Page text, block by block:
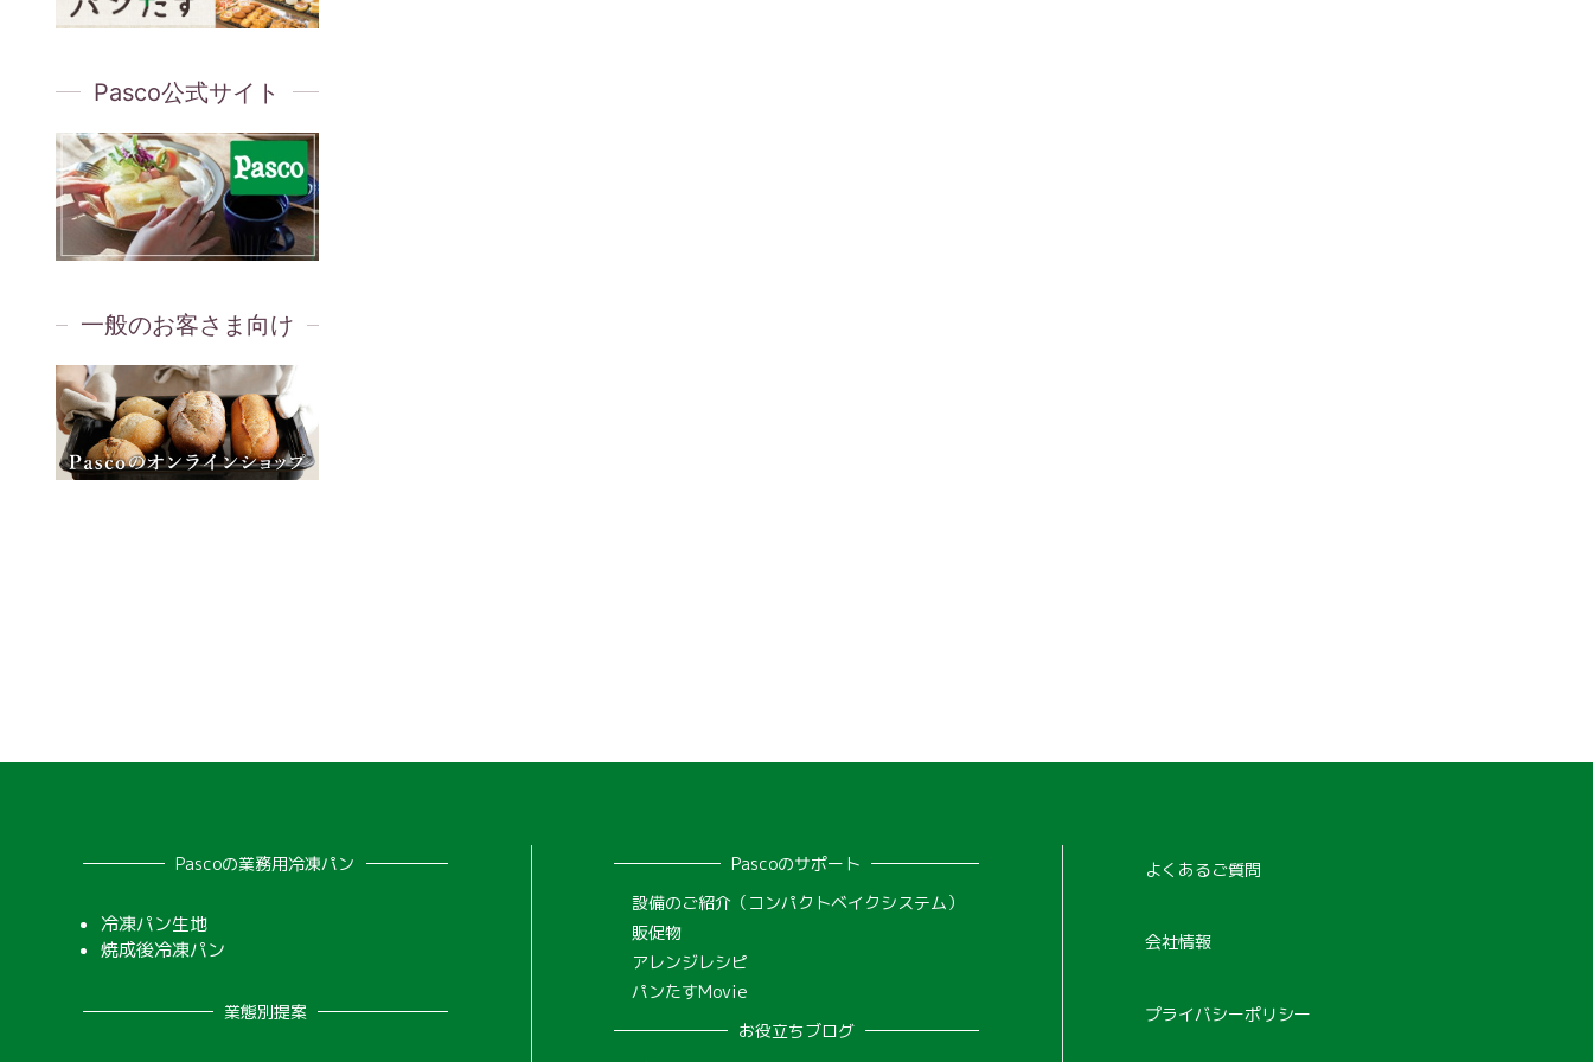
Pasco公式サイト
一般のお客さま向け
Pascoの業務用冷凍パン
冷凍パン生地
焼成後冷凍パン
業態別提案
Pascoのサポート
設備のご紹介（コンパクトベイクシステム）
販促物
アレンジレシピ
パンたすMovie
お役立ちブログ
よくあるご質問
会社情報
プライバシーポリシー